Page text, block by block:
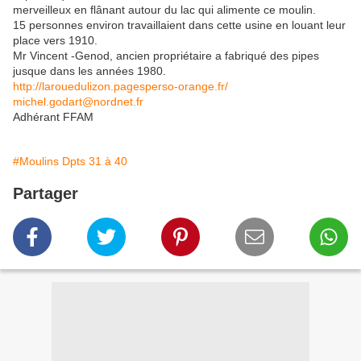
merveilleux en flânant autour du lac qui alimente ce moulin.
15 personnes environ travaillaient dans cette usine en louant leur
place vers 1910.
Mr Vincent -Genod, ancien propriétaire a fabriqué des pipes
jusque dans les années 1980.
http://larouedulizon.pagesperso-orange.fr/
michel.godart@nordnet.fr
Adhérant FFAM
#Moulins Dpts 31 à 40
Partager